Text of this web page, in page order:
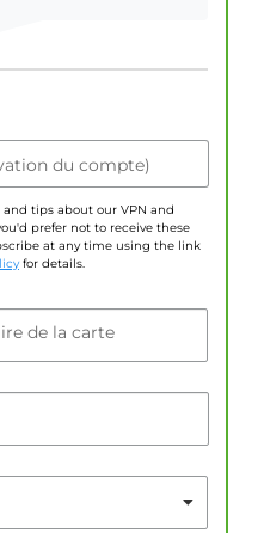
du compte)
and tips about our VPN and
prefer not to receive these
at any time using the link
for details.
de la carte